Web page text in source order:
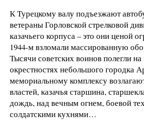
К Турецкому валу подъезжают
ветераны Горловской стрелковой
казачьего корпуса – это они ценой
1944-м взломали массированную
Тысячи советских воинов полегли
окрестностях небольшого городка
мемориальному комплексу
властей, казачья старшина,
дождь, над вечным огнем, боевой
солдатскими кухнями…